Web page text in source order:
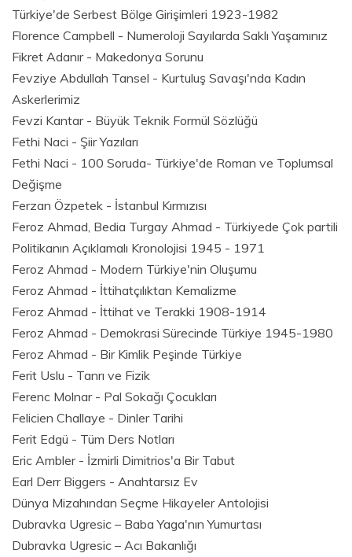
Türkiye'de Serbest Bölge Girişimleri 1923-1982
Florence Campbell - Numeroloji Sayılarda Saklı Yaşamınız
Fikret Adanır - Makedonya Sorunu
Fevziye Abdullah Tansel - Kurtuluş Savaşı'nda Kadın
Askerlerimiz
Fevzi Kantar - Büyük Teknik Formül Sözlüğü
Fethi Naci - Şiir Yazıları
Fethi Naci - 100 Soruda- Türkiye'de Roman ve Toplumsal
Değişme
Ferzan Özpetek - İstanbul Kırmızısı
Feroz Ahmad, Bedia Turgay Ahmad - Türkiyede Çok partili
Politikanın Açıklamalı Kronolojisi 1945 - 1971
Feroz Ahmad - Modern Türkiye'nin Oluşumu
Feroz Ahmad - İttihatçılıktan Kemalizme
Feroz Ahmad - İttihat ve Terakki 1908-1914
Feroz Ahmad - Demokrasi Sürecinde Türkiye 1945-1980
Feroz Ahmad - Bir Kimlik Peşinde Türkiye
Ferit Uslu - Tanrı ve Fizik
Ferenc Molnar - Pal Sokağı Çocukları
Felicien Challaye - Dinler Tarihi
Ferit Edgü - Tüm Ders Notları
Eric Ambler - İzmirli Dimitrios'a Bir Tabut
Earl Derr Biggers - Anahtarsız Ev
Dünya Mizahından Seçme Hikayeler Antolojisi
Dubravka Ugresic – Baba Yaga'nın Yumurtası
Dubravka Ugresic – Acı Bakanlığı